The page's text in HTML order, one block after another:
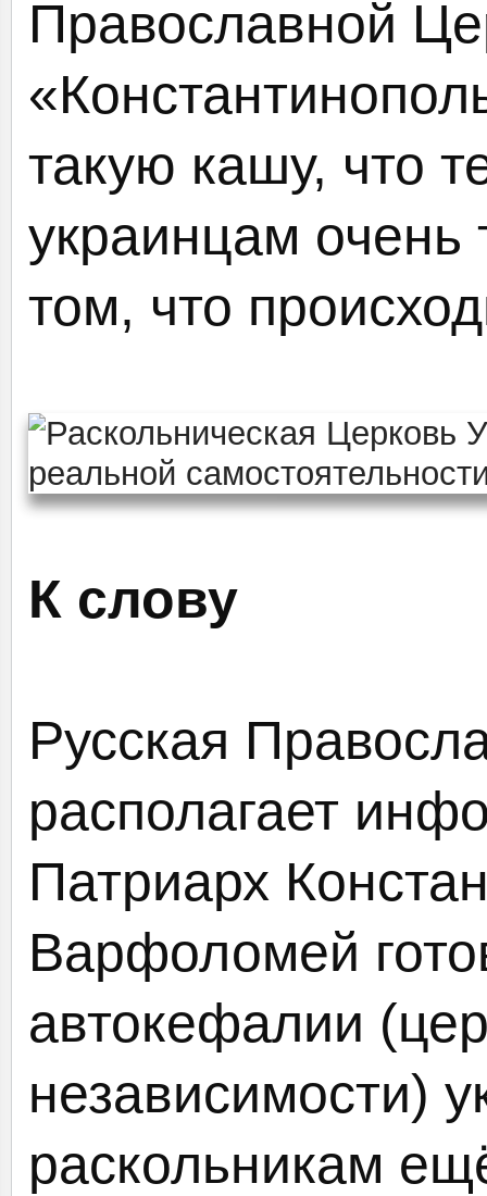
Православной
такую кашу, что
украинцам очень
том, что
К слову
Русская
располагает
Патриарх
Варфоломей
автокефалии
независимости)
раскольникам